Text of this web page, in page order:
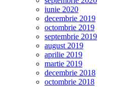
iunie 2020
decembrie 2019
octombrie 2019
septembrie 2019
august 2019
aprilie 2019
martie 2019
decembrie 2018
octombrie 2018